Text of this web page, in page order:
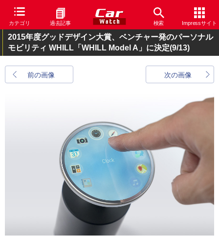
カテゴリ 過去記事 検索 Impressサイト
2015年度グッドデザイン大賞、ベンチャー発のパーソナル
モビリティ WHILL「WHILL Model A」に決定(9/13)
前の画像 次の画像